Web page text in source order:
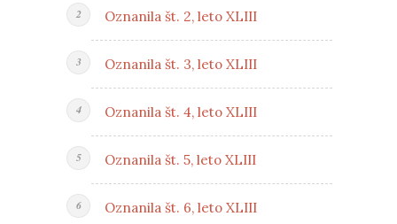
Oznanila št. 2, leto XLIII
Oznanila št. 3, leto XLIII
Oznanila št. 4, leto XLIII
Oznanila št. 5, leto XLIII
Oznanila št. 6, leto XLIII